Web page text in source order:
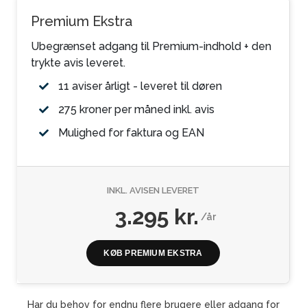
Premium Ekstra
Ubegrænset adgang til Premium-indhold + den
trykte avis leveret.
11 aviser årligt - leveret til døren
275 kroner per måned inkl. avis
Mulighed for faktura og EAN
INKL. AVISEN LEVERET
3.295 kr./år
KØB PREMIUM EKSTRA
Har du behov for endnu flere brugere eller adgang for